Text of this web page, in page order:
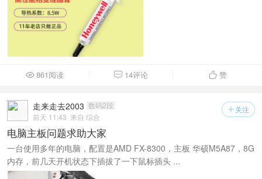
861阅读  14评论  赞
 关注
走来走去2003 数码2段
前天 11:43 来自 综合
电脑主板问题求助大家
一台使用多年的电脑，配置是AMD FX-8300，主板 华硕M5A87，8G
内存，前几天开机状态下插拔了一下鼠标插头 ...